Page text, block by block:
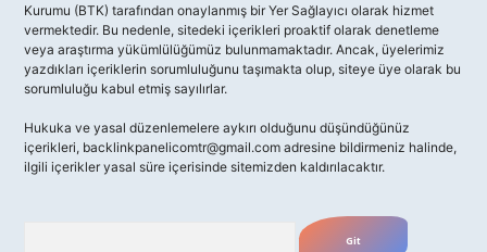
Kurumu (BTK) tarafından onaylanmış bir Yer Sağlayıcı olarak hizmet
vermektedir. Bu nedenle, sitedeki içerikleri proaktif olarak denetleme
veya araştırma yükümlülüğümüz bulunmamaktadır. Ancak, üyelerimiz
yazdıkları içeriklerin sorumluluğunu taşımakta olup, siteye üye olarak bu
sorumluluğu kabul etmiş sayılırlar.
Hukuka ve yasal düzenlemelere aykırı olduğunu düşündüğünüz
içerikleri, backlinkpanelicomtr@gmail.com adresine bildirmeniz halinde,
ilgili içerikler yasal süre içerisinde sitemizden kaldırılacaktır.